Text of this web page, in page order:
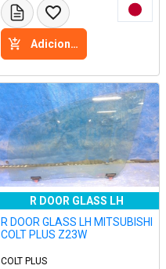
Adicione a cesta
R DOOR GLASS LH
R DOOR GLASS LH MITSUBISHI
COLT PLUS Z23W
COLT PLUS